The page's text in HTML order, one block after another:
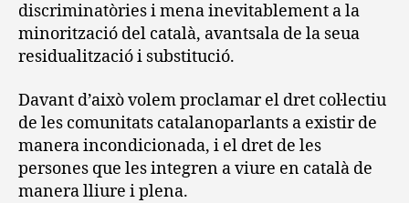
discriminatòries i mena inevitablement a la
minorització del català, avantsala de la seua
residualització i substitució.
Davant d’això volem proclamar el dret col·lectiu
de les comunitats catalanoparlants a existir de
manera incondicionada, i el dret de les
persones que les integren a viure en català de
manera lliure i plena.